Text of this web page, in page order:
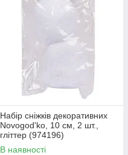
Набір сніжків декоративних
Novogod'ko, 10 см, 2 шт.,
гліттер (974196)
В наявності